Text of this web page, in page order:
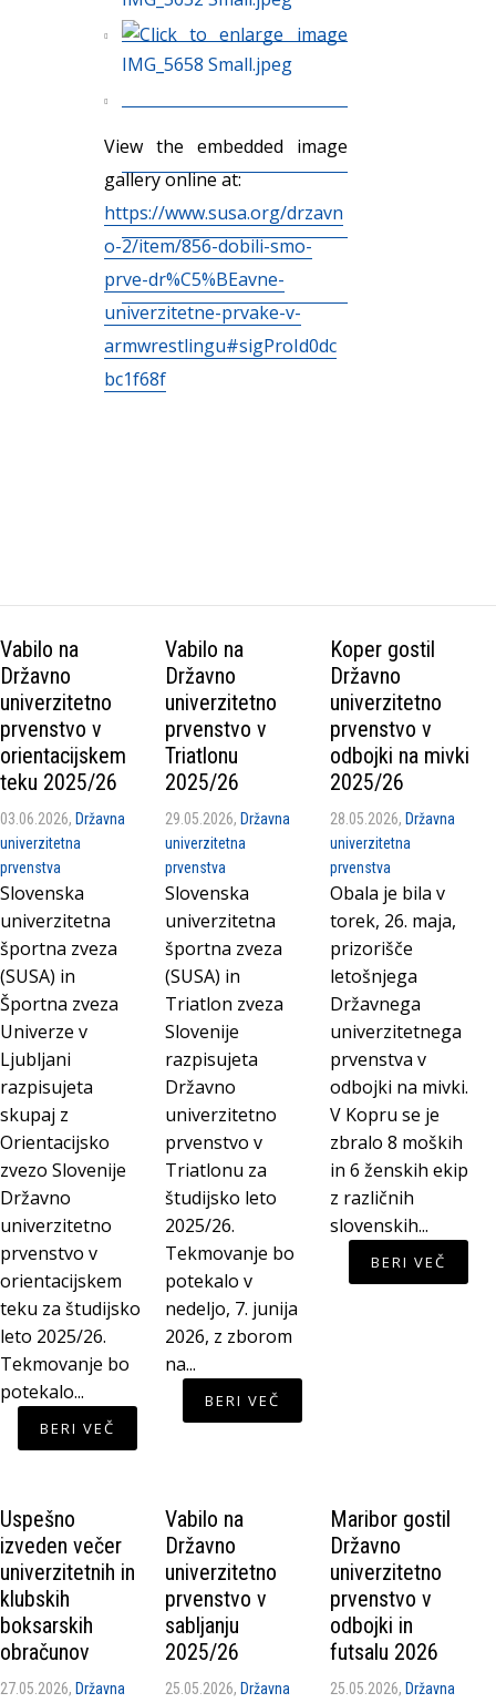
View the embedded image
gallery online at:
https://www.susa.org/drzavn
o-2/item/856-dobili-smo-
prve-dr%C5%BEavne-
univerzitetne-prvake-v-
armwrestlingu#sigProId0dc
bc1f68f
Vabilo na
Državno
univerzitetno
prvenstvo v
orientacijskem
teku 2025/26
03.06.2026, Državna
univerzitetna
prvenstva
Slovenska
univerzitetna
športna zveza
(SUSA) in
Športna zveza
Univerze v
Ljubljani
razpisujeta
skupaj z
Orientacijsko
zvezo Slovenije
Državno
univerzitetno
prvenstvo v
orientacijskem
teku za študijsko
leto 2025/26.
Tekmovanje bo
potekalo...
BERI VEČ
Vabilo na
Državno
univerzitetno
prvenstvo v
Triatlonu
2025/26
29.05.2026, Državna
univerzitetna
prvenstva
Slovenska
univerzitetna
športna zveza
(SUSA) in
Triatlon zveza
Slovenije
razpisujeta
Državno
univerzitetno
prvenstvo v
Triatlonu za
študijsko leto
2025/26.
Tekmovanje bo
potekalo v
nedeljo, 7. junija
2026, z zborom
na...
BERI VEČ
Koper gostil
Državno
univerzitetno
prvenstvo v
odbojki na mivki
2025/26
28.05.2026, Državna
univerzitetna
prvenstva
Obala je bila v
torek, 26. maja,
prizorišče
letošnjega
Državnega
univerzitetnega
prvenstva v
odbojki na mivki.
V Kopru se je
zbralo 8 moških
in 6 ženskih ekip
z različnih
slovenskih...
BERI VEČ
Uspešno
izveden večer
univerzitetnih in
klubskih
boksarskih
obračunov
27.05.2026, Državna
Vabilo na
Državno
univerzitetno
prvenstvo v
sabljanju
2025/26
25.05.2026, Državna
Maribor gostil
Državno
univerzitetno
prvenstvo v
odbojki in
futsalu 2026
25.05.2026, Državna